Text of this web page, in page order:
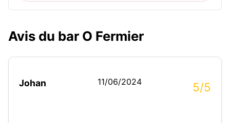
Avis du bar O Fermier
Johan 11/06/2024 5/5